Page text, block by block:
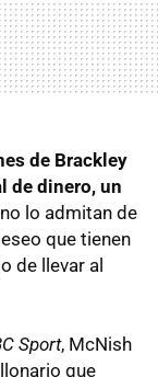
de Brackley
de dinero, un
lo admitan de
que tienen
de llevar al
Sport, McNish
que